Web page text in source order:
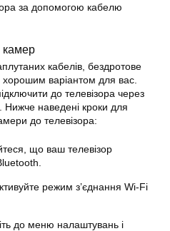
за допомогою кабелю
камер
кабелів, бездротове
варіантом для вас.
до телевізора через
наведені кроки для
до телевізора:
що ваш телевізор
режим з’єднання Wi-Fi
до меню налаштувань і